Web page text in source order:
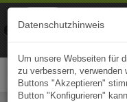
Datenschutzhinweis
Um unsere Webseiten für
zu verbessern, verwenden
Buttons "Akzeptieren"
Button "Konfigurieren"
Naviki